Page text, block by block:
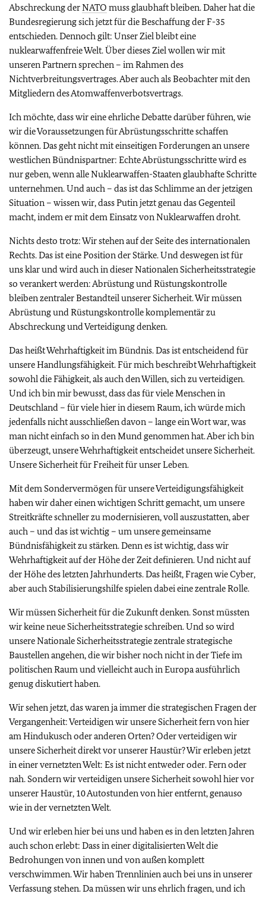
Abschreckung derNATO muss glaubhaft bleiben. Daher hat die
Bundesregierung sich jetzt für die Beschaffung der F-35
entschieden. Dennoch gilt: Unser Ziel bleibt eine
nuklearwaffenfreie Welt. Über dieses Ziel wollen wir mit
unseren Partnern sprechen – im Rahmen des
Nichtverbreitungsvertrages. Aber auch als Beobachter mit den
Mitgliedern des Atomwaffenverbotsvertrags.
Ich möchte, dass wir eine ehrliche Debatte darüber führen, wie
wir die Voraussetzungen für Abrüstungsschritte schaffen
können. Das geht nicht mit einseitigen Forderungen an unsere
westlichen Bündnispartner: Echte Abrüstungsschritte wird es
nur geben, wenn alle Nuklearwaffen-Staaten glaubhafte Schritte
unternehmen. Und auch – das ist das Schlimme an der jetzigen
Situation – wissen wir, dass Putin jetzt genau das Gegenteil
macht, indem er mit dem Einsatz von Nuklearwaffen droht.
Nichts desto trotz: Wir stehen auf der Seite des internationalen
Rechts. Das ist eine Position der Stärke. Und deswegen ist für
uns klar und wird auch in dieser Nationalen Sicherheitsstrategie
so verankert werden: Abrüstung und Rüstungskontrolle
bleiben zentraler Bestandteil unserer Sicherheit. Wir müssen
Abrüstung und Rüstungskontrolle komplementär zu
Abschreckung und Verteidigung denken.
Das heißt Wehrhaftigkeit im Bündnis. Das ist entscheidend für
unsere Handlungsfähigkeit. Für mich beschreibt Wehrhaftigkeit
sowohl die Fähigkeit, als auch den Willen, sich zu verteidigen.
Und ich bin mir bewusst, dass das für viele Menschen in
Deutschland – für viele hier in diesem Raum, ich würde mich
jedenfalls nicht ausschließen davon – lange ein Wort war, was
man nicht einfach so in den Mund genommen hat. Aber ich bin
überzeugt, unsere Wehrhaftigkeit entscheidet unsere Sicherheit.
Unsere Sicherheit für Freiheit für unser Leben.
Mit dem Sondervermögen für unsere Verteidigungsfähigkeit
haben wir daher einen wichtigen Schritt gemacht, um unsere
Streitkräfte schneller zu modernisieren, voll auszustatten, aber
auch – und das ist wichtig – um unsere gemeinsame
Bündnisfähigkeit zu stärken. Denn es ist wichtig, dass wir
Wehrhaftigkeit auf der Höhe der Zeit definieren. Und nicht auf
der Höhe des letzten Jahrhunderts. Das heißt, Fragen wie Cyber,
aber auch Stabilisierungshilfe spielen dabei eine zentrale Rolle.
Wir müssen Sicherheit für die Zukunft denken. Sonst müssten
wir keine neue Sicherheitsstrategie schreiben. Und so wird
unsere Nationale Sicherheitsstrategie zentrale strategische
Baustellen angehen, die wir bisher noch nicht in der Tiefe im
politischen Raum und vielleicht auch in Europa ausführlich
genug diskutiert haben.
Wir sehen jetzt, das waren ja immer die strategischen Fragen der
Vergangenheit: Verteidigen wir unsere Sicherheit fern von hier
am Hindukusch oder anderen Orten? Oder verteidigen wir
unsere Sicherheit direkt vor unserer Haustür? Wir erleben jetzt
in einer vernetzten Welt: Es ist nicht entweder oder. Fern oder
nah. Sondern wir verteidigen unsere Sicherheit sowohl hier vor
unserer Haustür, 10 Autostunden von hier entfernt, genauso
wie in der vernetzten Welt.
Und wir erleben hier bei uns und haben es in den letzten Jahren
auch schon erlebt: Dass in einer digitalisierten Welt die
Bedrohungen von innen und von außen komplett
verschwimmen. Wir haben Trennlinien auch bei uns in unserer
Verfassung stehen. Da müssen wir uns ehrlich fragen, und ich